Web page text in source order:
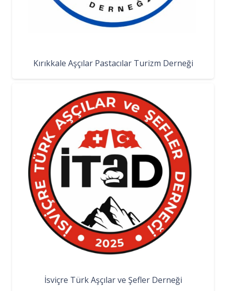
Kırıkkale Aşçılar Pastacılar Turizm Derneği
İsviçre Türk Aşçılar ve Şefler Derneği